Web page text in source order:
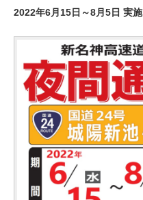
2022年6月15日～8月5日 実施